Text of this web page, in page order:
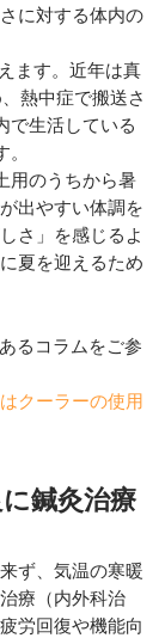
に対する体内の
ます。近年は真
熱中症で搬送さ
で生活している
用のうちから暑
出やすい体調を
さ」を感じるよ
夏を迎えるため
るコラムをご参
クーラーの使用
鍼灸治療
ず、気温の寒暖
療（内外科治
労回復や機能向